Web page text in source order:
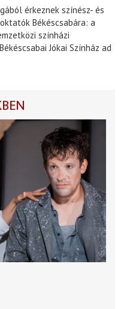
érkeznek színész- és
Békéscsabára: a
színházi
Jókai Színház ad